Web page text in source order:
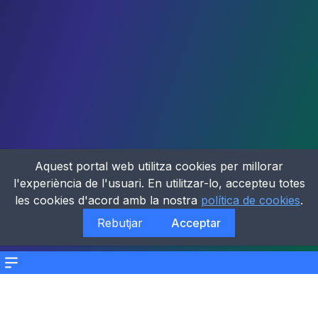
Menu
Aquest portal web utilitza cookies per millorar
l'experiència de l'usuari. En utilitzar-lo, accepteu totes
les cookies d'acord amb la nostra política de cookies.
Rebutjar
Acceptar